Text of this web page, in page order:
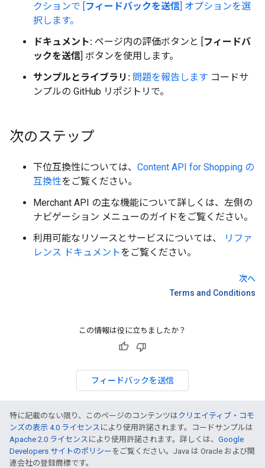
クションで [フィードバックを送信] オプションを選
択します。
ドキュメント: ページ内の評価ボタンと [フィードバ
ックを送信] ボタンを使用します。
サンプルとライブラリ: 問題を報告します コードサ
ンプルの GitHub リポジトリで。
次のステップ
下位互換性については、 Content API for Shopping の
互換性をご覧ください。
Merchant API の主な機能について詳しくは、左側の
ナビゲーション メニューのガイドをご覧ください。
利用可能なリソースとサービスについては、
リファ
レンス ドキュメントをご覧ください。
次へ
Terms and Conditions
この情報は役に立ちましたか？
フィードバックを送信
特に記載のない限り、このページのコンテンツはクリエイティブ・コモ
ンズの表示 4.0 ライセンス により使用許諾されます。コードサンプルは
Apache 2.0 ライセンス により使用許諾されます。詳しくは、 Google
Developers サイトのポリシー をご覧ください。Java は Oracle および関
連会社の登録商標です。